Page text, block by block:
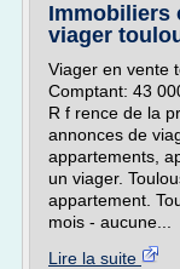
Immobiliers
viager
Viager en vente
Comptant: 43
R f rence de la
annonces de
appartements,
un viager.
appartement.
mois - aucune...
Lire la suite